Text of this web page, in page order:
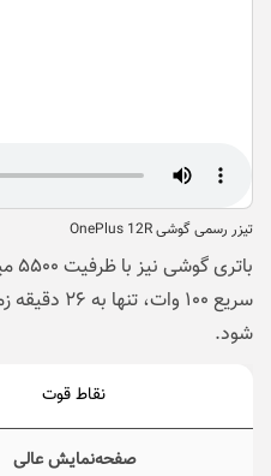
تیزر رسمی گوشی OnePlus 12R
سریع ۱۰۰
شود.
نقاط قوت
صفحه‌نمایش عالی